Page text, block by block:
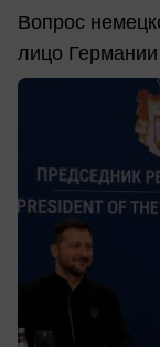
Вопрос
лицо